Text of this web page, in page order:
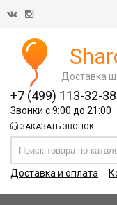
Доставка
+7 (499) 113-32-38
Звонки с 9:00 до 21:00
ЗАКАЗАТЬ ЗВОНОК
Доставка и оплата